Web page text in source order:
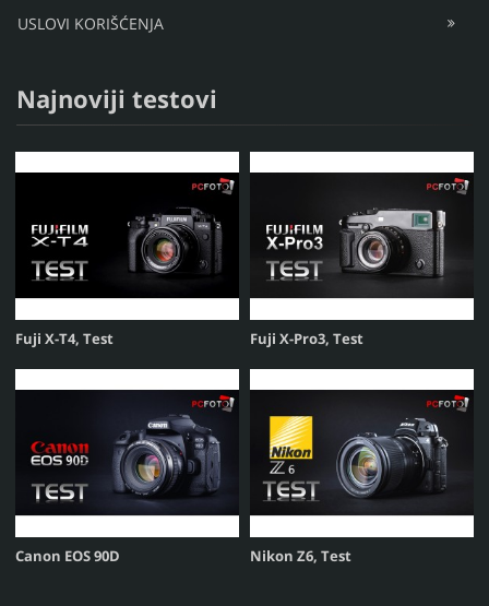
USLOVI KORIŠĆENJA
Najnoviji testovi
Fuji X-T4, Test Fuji X-Pro3, Test
Canon EOS 90D Nikon Z6, Test